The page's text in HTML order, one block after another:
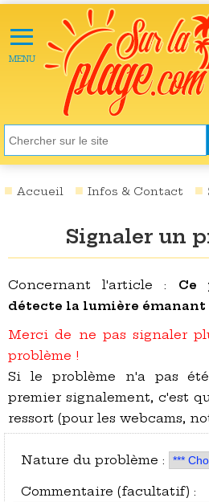
≡
MENU
ACTU
LOISIRS
NATURE
SANTÉ
SOCIÉTÉ
CULTURE
DESTINATIONS
VIDÉOS
Accueil Infos & Contact
Signaler un
Concernant l'article : Ce
détecte la lumière émanant
Merci de ne pas signaler
problème !
Si le problème n'a pas
premier signalement, c'est
ressort (pour les webcams,
Nature du problème :
Commentaire (facultatif) :